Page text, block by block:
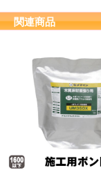
関連商品